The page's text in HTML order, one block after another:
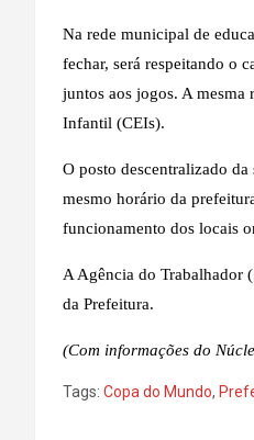
Na rede municipal de
fechar, será respeitando o
juntos aos jogos. A
Infantil (CEIs).
O posto descentralizado
mesmo horário da
funcionamento dos locais
A Agência do Trabalhador
da Prefeitura.
(Com informações do
Tags: Copa do Mundo,